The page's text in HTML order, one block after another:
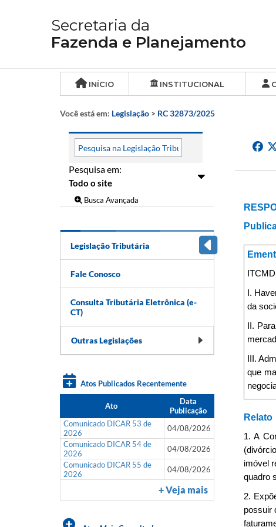
Secretaria da
Fazenda e Planejamento
INÍCIO INSTITUCIONAL
Você está em: Legislação > RC 32873/2025
Pesquisa em:
Busca Avançada
Legislação Tributária
Fale Conosco
Consulta Tributária Eletrônica (e-
CT)
Outras Legislações
Atos Publicados Recentemente
Ato
Data
Publicação
Comunicado DICAR 53 de
2026
04/08/2026
Comunicado DICAR 54 de
2026
04/08/2026
Comunicado DICAR 55 de
2026
04/08/2026
+ Veja mais
I.
da
II.
III.
que
Relato
1. A
imóvel
quadro
2.
possuir